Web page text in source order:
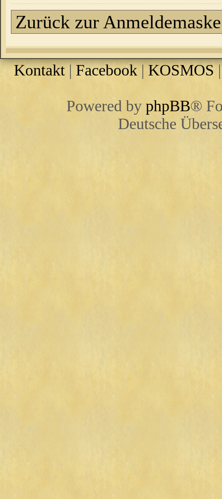
Zurück zur Anmeldemaske
Kontakt | Facebook| KOSMOS
Powered by phpBB®
Deutsche